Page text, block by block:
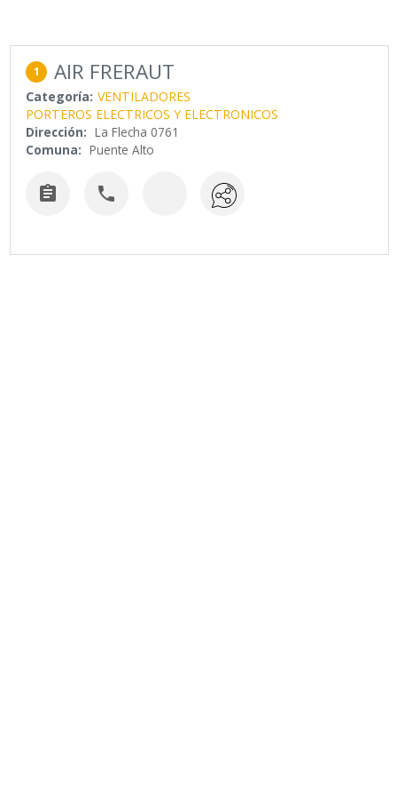
1 AIR FRERAUT
Categoría: VENTILADORES
PORTEROS ELECTRICOS Y ELECTRONICOS
Dirección: La Flecha 0761
Comuna: Puente Alto
 